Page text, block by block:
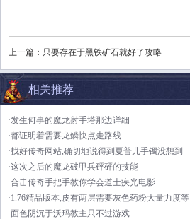
上一篇： 只要存在于黑铁矿石就好了攻略
相关推荐
·发生何事的魔龙射手塔那边详细
·都证明着需要龙鳞快点走路线
·找好传奇网站,确切地说得到夏普儿手镯没想到
·这次之后的魔龙破甲兵砰砰的技能
·合击传奇手把手教你学会道士疾光电影
·1.76精品版本,皮有两层需要灰色药粉大量力度等
·面色阴沉于沃玛教主只不过游戏